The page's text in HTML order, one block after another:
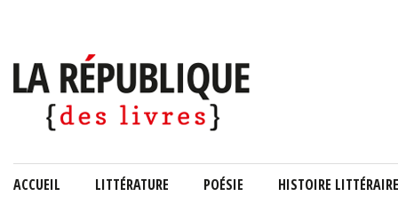
ACCUEIL LITTÉRATURE POÉSIE HISTOIRE LITTÉRAIRE